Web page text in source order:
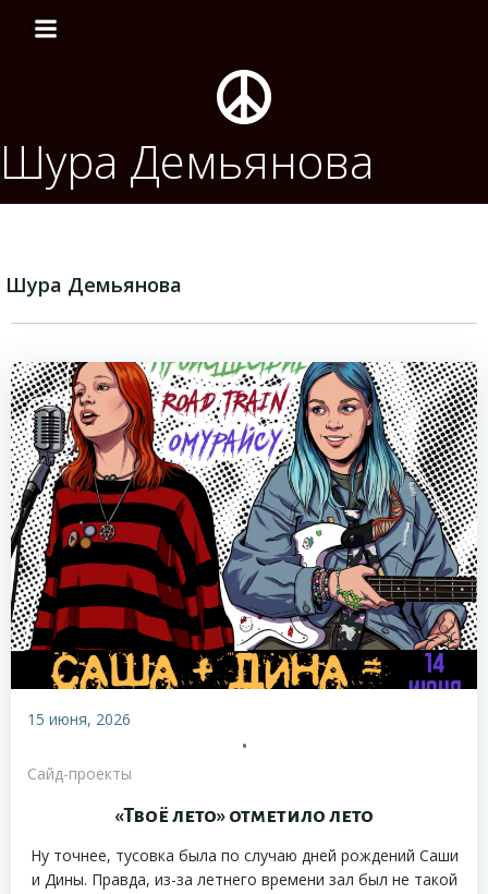
содержимому
Шура Демьянова
Шура Демьянова
15 июня, 2026
•
Сайд-проекты
«Твоё лето» отметило лето
Ну точнее, тусовка была по случаю дней рождений Саши
и Дины. Правда, из-за летнего времени зал был не такой